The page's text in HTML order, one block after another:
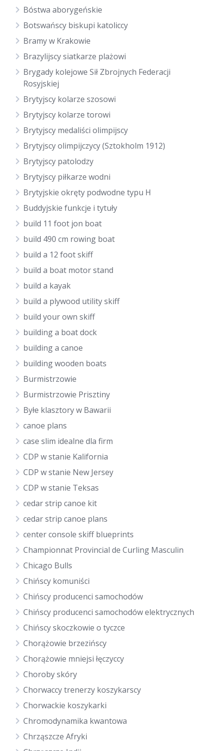
Bóstwa aborygeńskie
Botswańscy biskupi katoliccy
Bramy w Krakowie
Brazylijscy siatkarze plażowi
Brygady kolejowe Sił Zbrojnych Federacji
Rosyjskiej
Brytyjscy kolarze szosowi
Brytyjscy kolarze torowi
Brytyjscy medaliści olimpijscy
Brytyjscy olimpijczycy (Sztokholm 1912)
Brytyjscy patolodzy
Brytyjscy piłkarze wodni
Brytyjskie okręty podwodne typu H
Buddyjskie funkcje i tytuły
build 11 foot jon boat
build 490 cm rowing boat
build a 12 foot skiff
build a boat motor stand
build a kayak
build a plywood utility skiff
build your own skiff
building a boat dock
building a canoe
building wooden boats
Burmistrzowie
Burmistrzowie Prisztiny
Byłe klasztory w Bawarii
canoe plans
case slim idealne dla firm
CDP w stanie Kalifornia
CDP w stanie New Jersey
CDP w stanie Teksas
cedar strip canoe kit
cedar strip canoe plans
center console skiff blueprints
Championnat Provincial de Curling Masculin
Chicago Bulls
Chińscy komuniści
Chińscy producenci samochodów
Chińscy producenci samochodów elektrycznych
Chińscy skoczkowie o tyczce
Chorążowie brzezińscy
Chorążowie mniejsi łęczyccy
Choroby skóry
Chorwaccy trenerzy koszykarscy
Chorwackie koszykarki
Chromodynamika kwantowa
Chrząszcze Afryki